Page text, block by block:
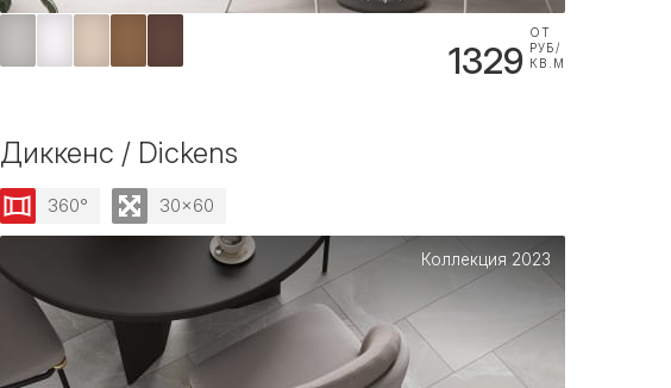
1329
ОТ
РУБ/
КВ.М
Диккенс / Dickens
360° 30x60
Коллекция 2023